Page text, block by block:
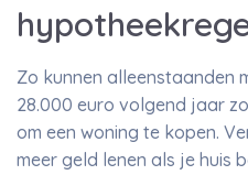
Zo kunnen alleenstaanden
28.000 euro volgend jaar
om een woning te kopen.
meer geld lenen als je huis